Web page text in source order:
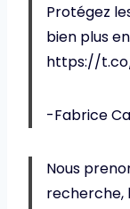
Protégez
bien plus
https://t.co/
-Fabrice
Nous
recherche,